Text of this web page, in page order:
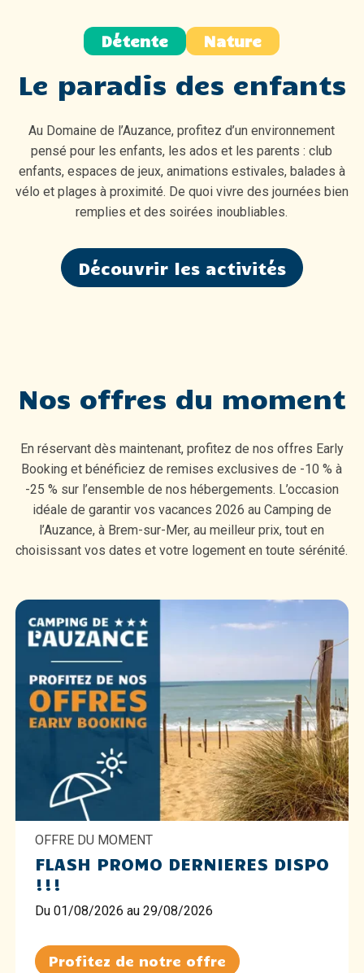
Détente Nature
Le paradis des enfants
Au Domaine de l’Auzance, profitez d’un environnement
pensé pour les enfants, les ados et les parents : club
enfants, espaces de jeux, animations estivales, balades à
vélo et plages à proximité. De quoi vivre des journées bien
remplies et des soirées inoubliables.
Découvrir les activités
Nos offres du moment
En réservant dès maintenant, profitez de nos offres Early
Booking et bénéficiez de remises exclusives de -10 % à
-25 % sur l’ensemble de nos hébergements. L’occasion
idéale de garantir vos vacances 2026 au Camping de
l’Auzance, à Brem-sur-Mer, au meilleur prix, tout en
choisissant vos dates et votre logement en toute sérénité.
OFFRE DU MOMENT
FLASH PROMO DERNIERES DISPO
!!!
Du 01/08/2026 au 29/08/2026
Profitez de notre offre